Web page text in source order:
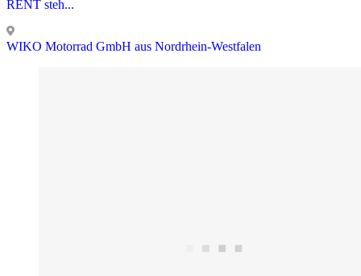
RENT steh...
WIKO Motorrad GmbH aus Nordrhein-Westfalen